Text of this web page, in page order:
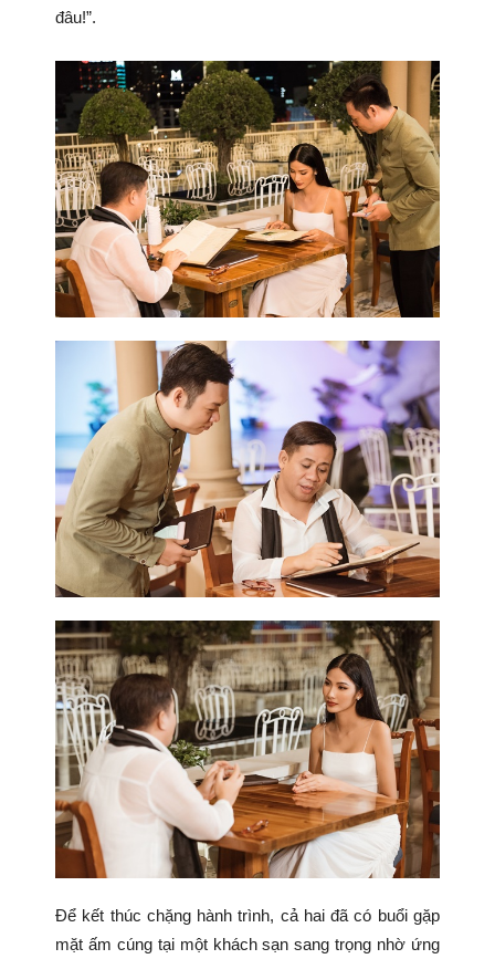
đâu!”.
Để kết thúc chặng hành trình, cả hai đã có buổi gặp
mặt ấm cúng tại một khách sạn sang trọng nhờ ứng